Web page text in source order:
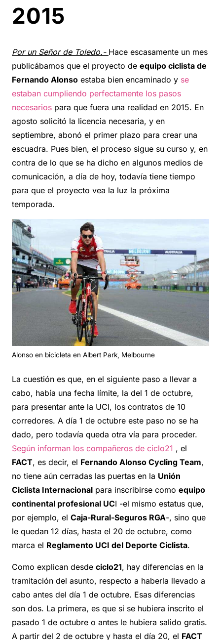
2015
Por un Señor de Toledo.- Hace escasamente un mes
publicábamos que el proyecto de equipo ciclista de
Fernando Alonso estaba bien encaminado y se
estaban cumpliendo perfectamente los pasos
necesarios para que fuera una realidad en 2015. En
agosto solicitó la licencia necesaria, y en
septiembre, abonó el primer plazo para crear una
escuadra. Pues bien, el proceso sigue su curso y, en
contra de lo que se ha dicho en algunos medios de
comunicación, a día de hoy, todavía tiene tiempo
para que el proyecto vea la luz la próxima
temporada.
Alonso en bicicleta en Albert Park, Melbourne
La cuestión es que, en el siguiente paso a llevar a
cabo, había una fecha límite, la del 1 de octubre,
para presentar ante la UCI, los contratos de 10
corredores. A día 1 de octubre este paso no se ha
dado, pero todavía queda otra vía para proceder.
Según informan los compañeros de ciclo21 , el
FACT, es decir, el Fernando Alonso Cycling Team,
no tiene aún cerradas las puertas en la Unión
Ciclista Internacional para inscribirse como equipo
continental profesional UCI -el mismo estatus que,
por ejemplo, el Caja-Rural-Seguros RGA-, sino que
le quedan 12 días, hasta el 20 de octubre, como
marca el Reglamento UCI del Deporte Ciclista.
Como explican desde ciclo21, hay diferencias en la
tramitación del asunto, respecto a haberla llevado a
cabo antes del día 1 de octubre. Esas diferencias
son dos. La primera, es que si se hubiera inscrito el
pasado 1 de octubre o antes le hubiera salido gratis.
A partir del 2 de octubre y hasta el día 20, el FACT